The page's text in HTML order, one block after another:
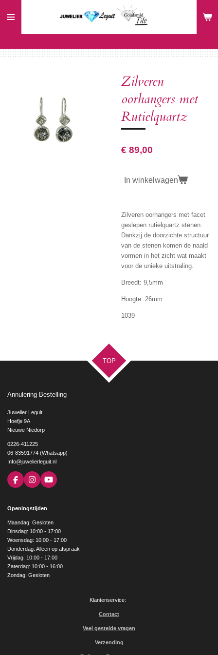
direct
hoofdinhoud
Zilveren
oorhangers met
Rutielquartz
€ 89,00
In winkelwagen
Zilveren oorhangers met facet
geslepen rutielquartz stenen.
Dankzij de doorzichte structuur
van de stenen komen de naald
vormen in het zicht wat maakt
voor de unieke uitstraling.
Breedt: 9,5mm
Hoogte: 26mm
1039
TOP
Annulering Bestelling
Juwelier Leguit
Hoefje 9A
Nieuwe Niedorp
0226-411225
06-83591774 (Whatsapp)
Info@juwelierleguit.nl
F
a
b
o
k
I
n
a
g
r
a
m
Y
o
e
Openingstijden
Maandag: Gesloten
Dinsdag: 10:00 - 17:00
Woensdag: 10:00 - 17:00
Donderdag: Alleen op afspraak
Vrijdag: 10:00 - 17:00
Zaterdag: 10:00 - 16:00
Zondag: Gesloten
Klantenservice:
Contact
Veel gestelde vragen
Verzending